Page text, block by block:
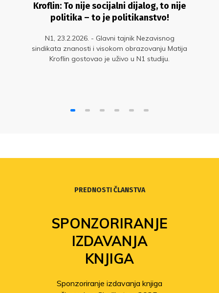
Kroflin: To nije socijalni dijalog, to nije
politika – to je politikanstvo!
N1, 23.2.2026. - Glavni tajnik Nezavisnog
sindikata znanosti i visokom obrazovanju Matija
Kroflin gostovao je uživo u N1 studiju.
PREDNOSTI ČLANSTVA
SPONZORIRANJE
IZDAVANJA
KNJIGA
Sponzoriranje izdavanja knjiga